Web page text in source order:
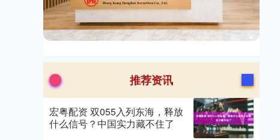
推荐资讯
宏粤配资 双055入列东海，释放
什么信号？中国实力藏不住了